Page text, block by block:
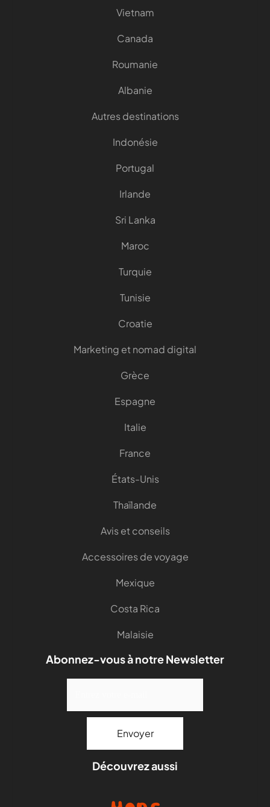
Vietnam
Canada
Roumanie
Albanie
Autres destinations
Indonésie
Portugal
Irlande
Sri Lanka
Maroc
Turquie
Tunisie
Croatie
Marketing et nomad digital
Grèce
Espagne
Italie
France
États-Unis
Thaïlande
Avis et conseils
Accessoires de voyage
Mexique
Costa Rica
Malaisie
Abonnez-vous à notre Newsletter
Découvrez aussi